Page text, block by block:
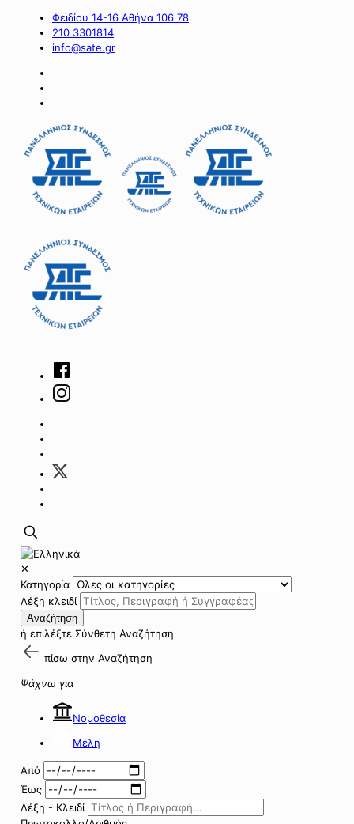
Φειδίου 14-16 Αθήνα 106 78
210 3301814
info@sate.gr
✕
Κατηγορία
Λέξη κλειδί
Αναζήτηση
ή επιλέξτε Σύνθετη Αναζήτηση
πίσω στην Αναζήτηση
Ψάχνω για
Νομοθεσία
Μέλη
Από
Έως
Λέξη - Κλειδί